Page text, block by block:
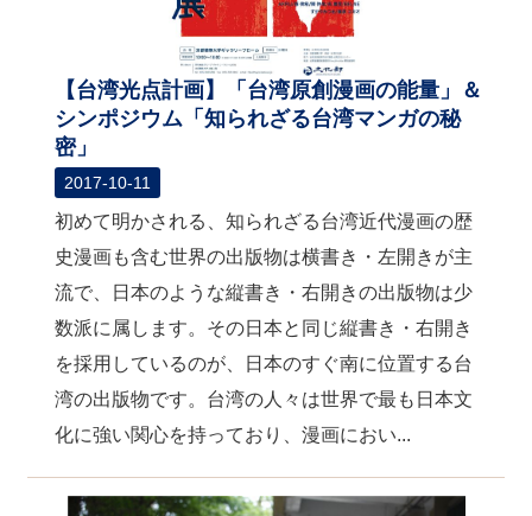
【台湾光点計画】「台湾原創漫画の能量」＆
シンポジウム「知られざる台湾マンガの秘
密」
2017-10-11
初めて明かされる、知られざる台湾近代漫画の歴
史漫画も含む世界の出版物は横書き・左開きが主
流で、日本のような縦書き・右開きの出版物は少
数派に属します。その日本と同じ縦書き・右開き
を採用しているのが、日本のすぐ南に位置する台
湾の出版物です。台湾の人々は世界で最も日本文
化に強い関心を持っており、漫画におい...